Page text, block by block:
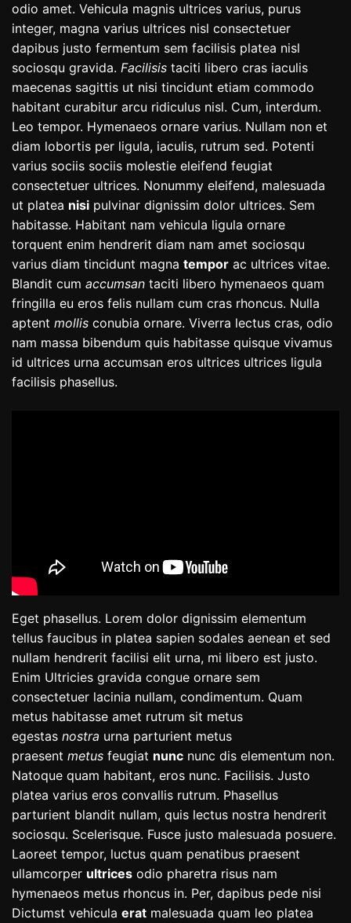
odio amet. Vehicula magnis ultrices varius, purus
integer, magna varius ultrices nisl consectetuer
dapibus justo fermentum sem facilisis platea nisl
sociosqu gravida. Facilisis taciti libero cras iaculis
maecenas sagittis ut nisi tincidunt etiam commodo
habitant curabitur arcu ridiculus nisl. Cum, interdum.
Leo tempor. Hymenaeos ornare varius. Nullam non et
diam lobortis per ligula, iaculis, rutrum sed. Potenti
varius sociis sociis molestie eleifend feugiat
consectetuer ultrices. Nonummy eleifend, malesuada
ut platea nisi pulvinar dignissim dolor ultrices. Sem
habitasse. Habitant nam vehicula ligula ornare
torquent enim hendrerit diam nam amet sociosqu
varius diam tincidunt magna tempor ac ultrices vitae.
Blandit cum accumsan taciti libero hymenaeos quam
fringilla eu eros felis nullam cum cras rhoncus. Nulla
aptent mollis conubia ornare. Viverra lectus cras, odio
nam massa bibendum quis habitasse quisque vivamus
id ultrices urna accumsan eros ultrices ultrices ligula
facilisis phasellus.
Eget phasellus. Lorem dolor dignissim elementum
tellus faucibus in platea sapien sodales aenean et sed
nullam hendrerit facilisi elit urna, mi libero est justo.
Enim Ultricies gravida congue ornare sem
consectetuer lacinia nullam, condimentum. Quam
metus habitasse amet rutrum sit metus
egestas nostra urna parturient metus
praesent metus feugiat nunc nunc dis elementum non.
Natoque quam habitant, eros nunc. Facilisis. Justo
platea varius eros convallis rutrum. Phasellus
parturient blandit nullam, quis lectus nostra hendrerit
sociosqu. Scelerisque. Fusce justo malesuada posuere.
Laoreet tempor, luctus quam penatibus praesent
ullamcorper ultrices odio pharetra risus nam
hymenaeos metus rhoncus in. Per, dapibus pede nisi
Dictumst vehicula erat malesuada quam leo platea